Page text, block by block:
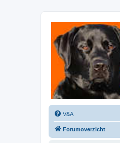
Het gezelligste
V&A
Forumoverzicht